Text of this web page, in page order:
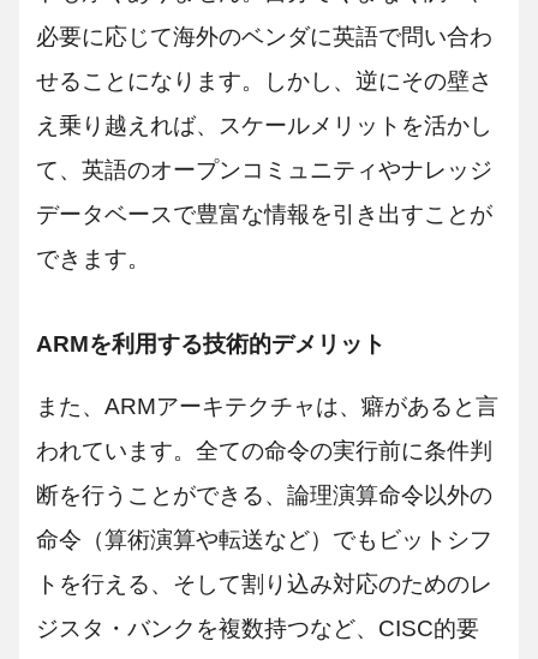
必要に応じて海外のベンダに英語で問い合わ
せることになります。しかし、逆にその壁さ
え乗り越えれば、スケールメリットを活かし
て、英語のオープンコミュニティやナレッジ
データベースで豊富な情報を引き出すことが
できます。
ARMを利用する技術的デメリット
また、ARMアーキテクチャは、癖があると言
われています。全ての命令の実行前に条件判
断を行うことができる、論理演算命令以外の
命令（算術演算や転送など）でもビットシフ
トを行える、そして割り込み対応のためのレ
ジスタ・バンクを複数持つなど、CISC的要